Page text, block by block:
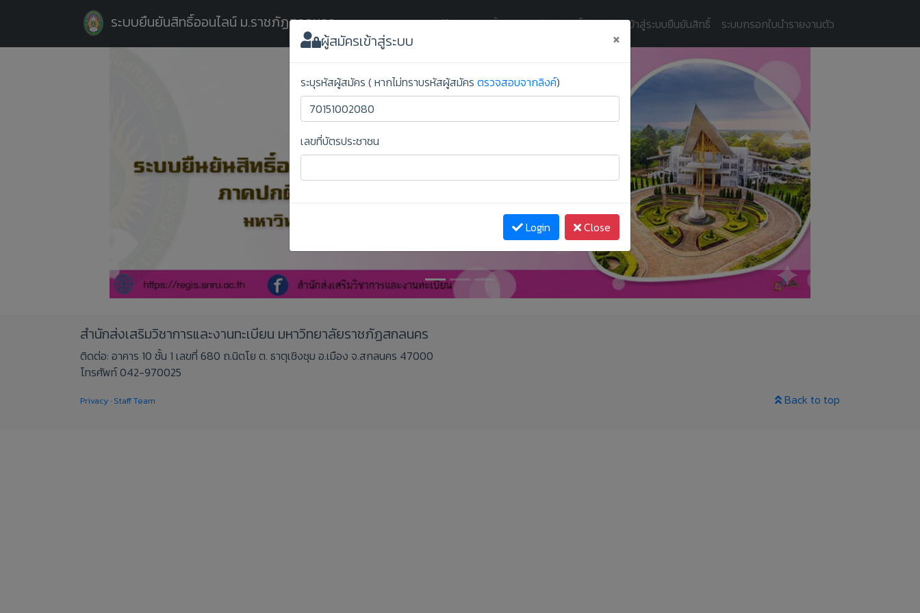
ระบบยืนยันสิทธิ์ออนไลน์ ม.ราชภัฏสกลนคร Home(current)
ขั้นตอนการยืนยันสิทธิ์ ผู้สมัครเข้าสู่ระบบยืนยันสิทธิ์ ระบบกรอกใบนำรายงานตัว
ผู้สมัครเข้าสู่ระบบ ×
ระบุรหัสผู้สมัคร ( หากไม่ทราบรหัสผู้สมัคร ตรวจสอบจากลิงค์)
เลขที่บัตรประชาชน
Login Close
สำนักส่งเสริมวิชาการและงานทะเบียน มหาวิทยาลัยราชภัฏสกลนคร
ติดต่อ: อาคาร 10 ชั้น 1 เลขที่ 680 ถ.นิตโย ต. ธาตุเชิงชุม อ.เมือง จ.สกลนคร 47000
โทรศัพท์ 042-970025
Back to top
Privacy· Staff Team